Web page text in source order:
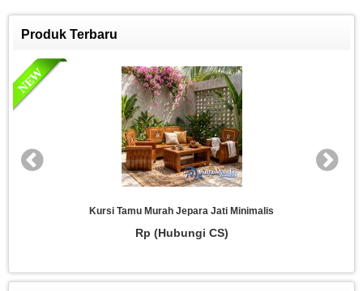
Produk Terbaru
Sofa Tamu Klasik Ukir Mewah Jepara
Rp (Hubungi CS)